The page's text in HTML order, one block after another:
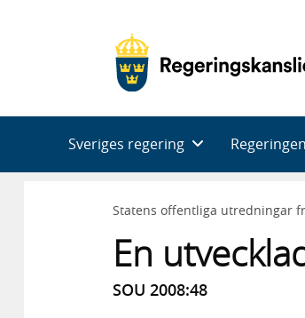
Sveriges regering
Statens offentliga utredningar
En
SOU 2008:48